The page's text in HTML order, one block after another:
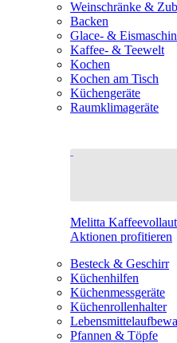
Weinschränke &
Backen
Glace- &
Kaffee- & Teewelt
Kochen
Kochen am Tisch
Küchengeräte
Raumklimageräte
Melitta
Aktionen profitieren
Besteck & Geschirr
Küchenhilfen
Küchenmessgeräte
Küchenrollenhalter
Pfannen & Töpfe